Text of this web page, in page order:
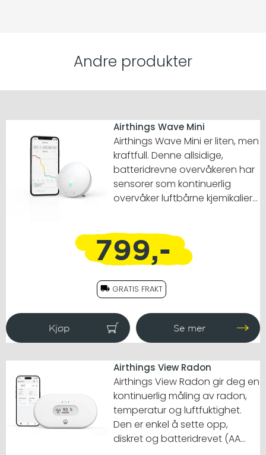
Andre produkter
Airthings Wave Mini
Airthings Wave Mini er liten, men
kraftfull. Denne allsidige,
batteridrevne overvåkeren har
sensorer som kontinuerlig
overvåker luftbårne kjemikalier
stiger, undersøk for å
identifisere kilder og minske
påvirkningen de har på
luftkvaliteten innendørs.
799,-
GRATIS FRAKT
Airthings View Radon
Airthings View Radon gir deg en
kontinuerlig måling av radon,
temperatur og luftfuktighet.
Den er enkel å sette opp,
diskret og batteridrevet (AA